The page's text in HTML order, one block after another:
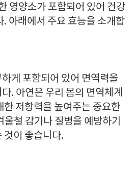
영양소가 포함되어 있어 건강
. 아래에서 주요 효능을 소개합
게 포함되어 있어 면역력을
. 아연은 우리 몸의 면역체계
한 저항력을 높여주는 중요한
철 감기나 질병을 예방하기
것이 좋습니다.